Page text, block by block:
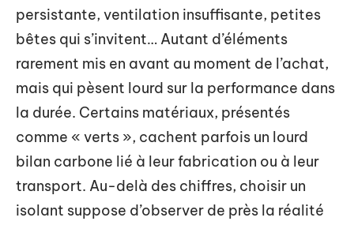
persistante, ventilation insuffisante, petites
bêtes qui s’invitent… Autant d’éléments
rarement mis en avant au moment de l’achat,
mais qui pèsent lourd sur la performance dans
la durée. Certains matériaux, présentés
comme « verts », cachent parfois un lourd
bilan carbone lié à leur fabrication ou à leur
transport. Au-delà des chiffres, choisir un
isolant suppose d’observer de près la réalité